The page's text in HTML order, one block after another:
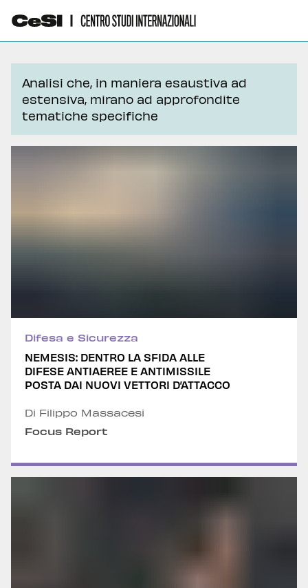
Analisi che, in maniera esaustiva ad
estensiva, mirano ad approfondite
tematiche specifiche
Difesa e Sicurezza
NEMESIS: DENTRO LA SFIDA ALLE
DIFESE ANTIAEREE E ANTIMISSILE
POSTA DAI NUOVI VETTORI D’ATTACCO
Di Filippo Massacesi
Focus Report